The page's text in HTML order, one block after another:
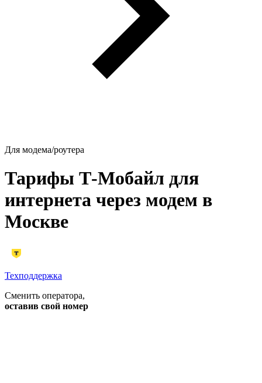
Для модема/роутера
Тарифы Т‑Мобайл для
интернета через модем в
Москве
Техподдержка
Сменить оператора,
оставив свой номер